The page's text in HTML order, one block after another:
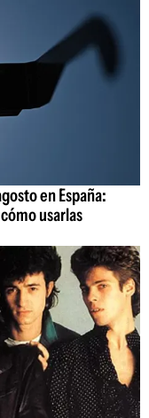
en España:
usarlas